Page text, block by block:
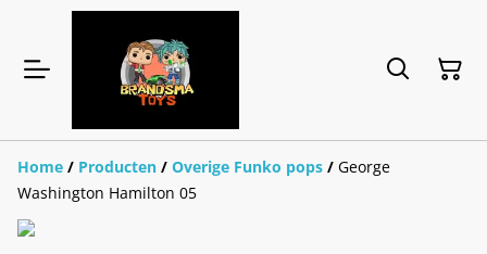
Home / Producten / Overige Funko pops / George
Washington Hamilton 05